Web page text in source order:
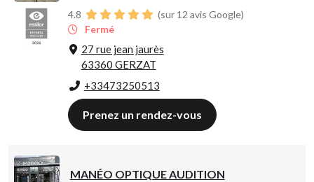
4.8
(sur 12 avis Google)
Fermé
27 rue jean jaurès
63360 GERZAT
+33473250513
Prenez un rendez-vous
MANÉO OPTIQUE AUDITION